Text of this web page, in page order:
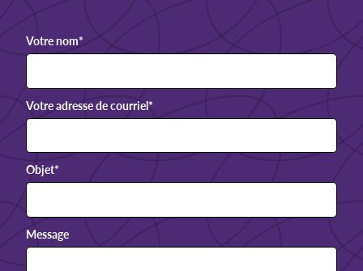
Votre nom*
Votre adresse de courriel*
Objet*
Message